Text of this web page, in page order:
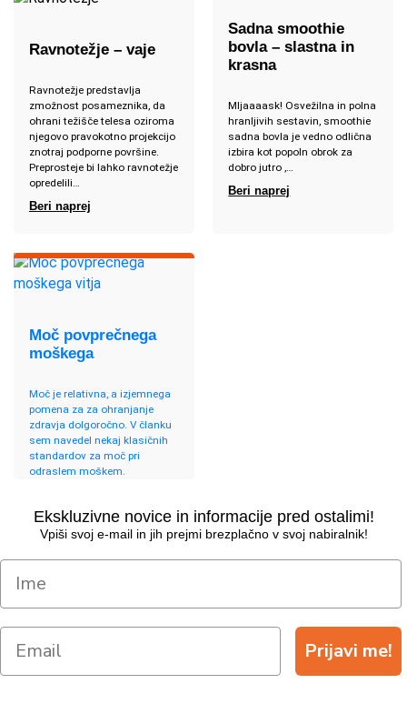
Ravnotežje – vaje
Ravnotežje predstavlja
zmožnost posameznika, da
ohrani težišče telesa oziroma
njegovo pravokotno projekcijo
znotraj podporne površine.
Preprosteje bi lahko ravnotežje
opredelili…
Beri naprej
Sadna smoothie
bovla – slastna in
krasna
Mljaaaask! Osvežilna in polna
hranljivih sestavin, smoothie
sadna bovla je vedno odlična
izbira kot popoln obrok za
dobro jutro ,…
Beri naprej
Moč povprečnega
moškega
Moč je relativna, a izjemnega
pomena za za ohranjanje
zdravja dolgoročno. V članku
sem navedel nekaj klasičnih
standardov za moč pri
odraslem moškem.
Ekskluzivne novice in informacije pred ostalimi!
Vpiši svoj e-mail in jih prejmi brezplačno v svoj nabiralnik!
Prijavi me!